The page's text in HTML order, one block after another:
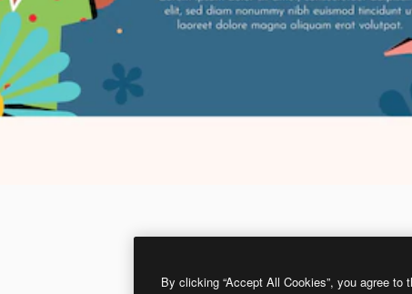
By clicking “Accept All Cookies”, you agree